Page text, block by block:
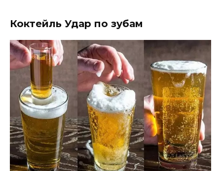
Коктейль Удар по зубам